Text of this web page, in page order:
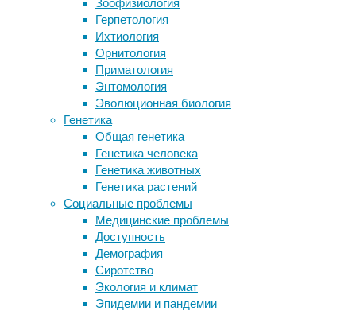
Зоофизиология
Герпетология
Ихтиология
Орнитология
Приматология
Энтомология
Эволюционная биология
Генетика
Общая генетика
Генетика человека
Генетика животных
Генетика растений
Социальные проблемы
Медицинские проблемы
Доступность
Демография
Сиротство
Экология и климат
Эпидемии и пандемии
точки
зрения
решения.
Результаты
исследования,
проведенного
психологами
из
Плимутского
университета
(Великобритания),
опубликованы
в
журнале
PLOS
ONE.
Следите за новостями